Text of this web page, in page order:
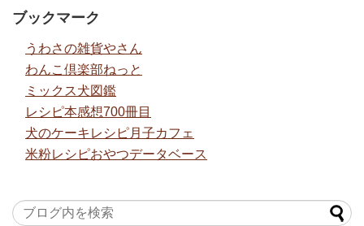
ブックマーク
うわさの雑貨やさん
わんこ倶楽部ねっと
ミックス犬図鑑
レシピ本感想700冊目
犬のケーキレシピ月子カフェ
米粉レシピおやつデータベース